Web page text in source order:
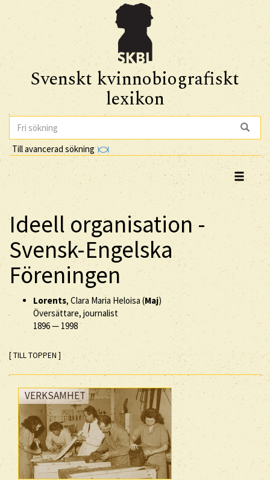
Svenskt kvinnobiografiskt
lexikon
Till avancerad sökning
Ideell organisation -
Svensk-Engelska
Föreningen
Lorents, Clara Maria Heloisa (Maj)
Översättare, journalist
1896— 1998
[ TILL TOPPEN ]
VERKSAMHET